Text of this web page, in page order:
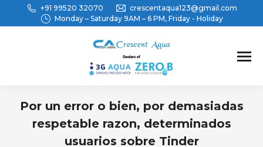
+91 99520 32070
crescentaqua123@gmail.com
Monday – Saturday 9AM – 6 PM, Friday - Holiday
Por un error o bien, por demasiadas
respetable razon, determinados
usuarios sobre Tinder